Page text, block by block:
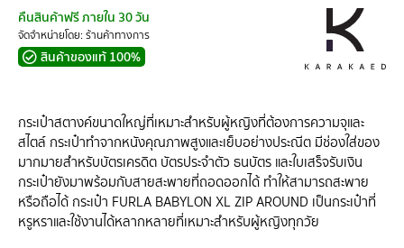
คืนสินค้าฟรี ภายใน 30 วัน
จัดจำหน่ายโดย: ร้านค้าทางการ
สินค้าของแท้ 100%
กระเป๋าสตางค์ขนาดใหญ่ที่เหมาะสำหรับผู้หญิงที่ต้องการความจุและ
สไตล์ กระเป๋าทำจากหนังคุณภาพสูงและเย็บอย่างประณีต มีช่องใส่ของ
มากมายสำหรับบัตรเครดิต บัตรประจำตัว ธนบัตร และใบเสร็จรับเงิน
กระเป๋ายังมาพร้อมกับสายสะพายที่ถอดออกได้ ทำให้สามารถสะพาย
หรือถือได้ กระเป๋า FURLA BABYLON XL ZIP AROUND เป็นกระเป๋าที่
หรูหราและใช้งานได้หลากหลายที่เหมาะสำหรับผู้หญิงทุกวัย